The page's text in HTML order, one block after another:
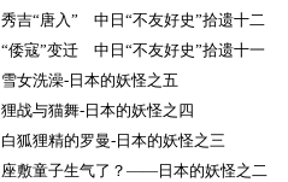
秀吉“唐入” 中日“不友好史”拾遗十二
“倭寇”变迁 中日“不友好史”拾遗十一
雪女洗澡-日本的妖怪之五
狸战与猫舞-日本的妖怪之四
白狐狸精的罗曼-日本的妖怪之三
座敷童子生气了？——日本的妖怪之二